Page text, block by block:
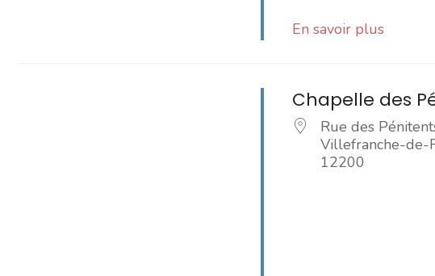
En savoir plus
Chapelle des
Rue des
Villefranche-de-
12200